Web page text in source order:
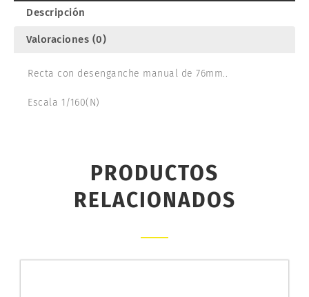
Descripción
Valoraciones (0)
Recta con desenganche manual de 76mm..
Escala 1/160(N)
PRODUCTOS
RELACIONADOS